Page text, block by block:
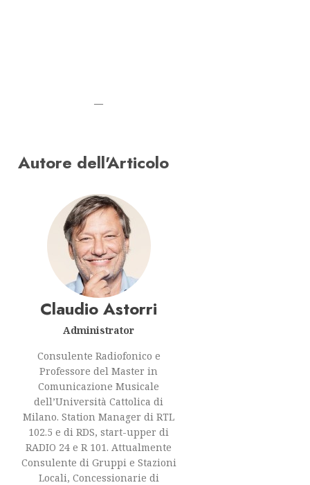
—
Autore dell'Articolo
Claudio Astorri
Administrator
Consulente Radiofonico e
Professore del Master in
Comunicazione Musicale
dell’Università Cattolica di
Milano. Station Manager di RTL
102.5 e di RDS, start-upper di
RADIO 24 e R 101. Attualmente
Consulente di Gruppi e Stazioni
Locali, Concessionarie di